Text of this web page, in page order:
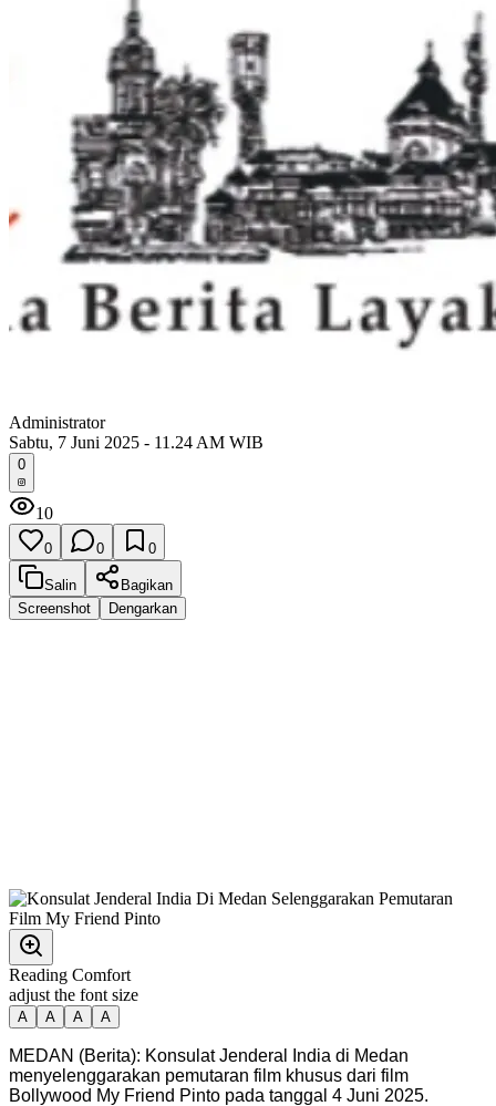
Administrator
Sabtu, 7 Juni 2025 - 11.24 AM WIB
0
10
0 0 0
Salin
Bagikan
Screenshot
Dengarkan
Reading Comfort
adjust the font size
A A A A
MEDAN (Berita): Konsulat Jenderal India di Medan
menyelenggarakan pemutaran film khusus dari film
Bollywood My Friend Pinto pada tanggal 4 Juni 2025.